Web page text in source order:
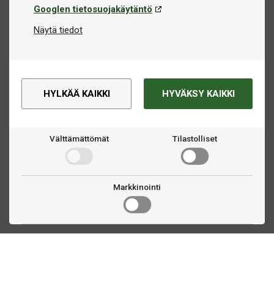
Googlen tietosuojakäytäntö
Näytä tiedot
HYLKÄÄ KAIKKI HYVÄKSY KAIKKI
Välttämättömät Tilastolliset
Markkinointi